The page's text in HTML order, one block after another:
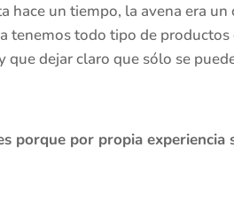
hace un tiempo, la avena era
tenemos todo tipo de
dejar claro que sólo se
porque por propia experiencia